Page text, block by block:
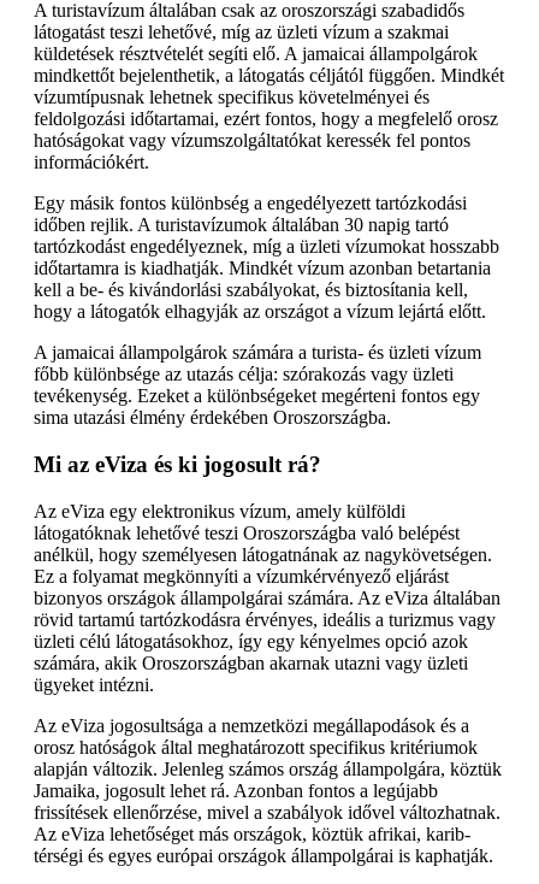
A turistavízum általában csak az oroszországi szabadidős
látogatást teszi lehetővé, míg az üzleti vízum a szakmai
küldetések résztvételét segíti elő. A jamaicai állampolgárok
mindkettőt bejelenthetik, a látogatás céljától függően. Mindkét
vízumtípusnak lehetnek specifikus követelményei és
feldolgozási időtartamai, ezért fontos, hogy a megfelelő orosz
hatóságokat vagy vízumszolgáltatókat keressék fel pontos
információkért.
Egy másik fontos különbség a engedélyezett tartózkodási
időben rejlik. A turistavízumok általában 30 napig tartó
tartózkodást engedélyeznek, míg a üzleti vízumokat hosszabb
időtartamra is kiadhatják. Mindkét vízum azonban betartania
kell a be- és kivándorlási szabályokat, és biztosítania kell,
hogy a látogatók elhagyják az országot a vízum lejártá előtt.
A jamaicai állampolgárok számára a turista- és üzleti vízum
főbb különbsége az utazás célja: szórakozás vagy üzleti
tevékenység. Ezeket a különbségeket megérteni fontos egy
sima utazási élmény érdekében Oroszországba.
Mi az eViza és ki jogosult rá?
Az eViza egy elektronikus vízum, amely külföldi
látogatóknak lehetővé teszi Oroszországba való belépést
anélkül, hogy személyesen látogatnának az nagykövetségen.
Ez a folyamat megkönnyíti a vízumkérvényező eljárást
bizonyos országok állampolgárai számára. Az eViza általában
rövid tartamú tartózkodásra érvényes, ideális a turizmus vagy
üzleti célú látogatásokhoz, így egy kényelmes opció azok
számára, akik Oroszországban akarnak utazni vagy üzleti
ügyeket intézni.
Az eViza jogosultsága a nemzetközi megállapodások és a
orosz hatóságok által meghatározott specifikus kritériumok
alapján változik. Jelenleg számos ország állampolgára, köztük
Jamaika, jogosult lehet rá. Azonban fontos a legújabb
frissítések ellenőrzése, mivel a szabályok idővel változhatnak.
Az eViza lehetőséget más országok, köztük afrikai, karib-
térségi és egyes európai országok állampolgárai is kaphatják.